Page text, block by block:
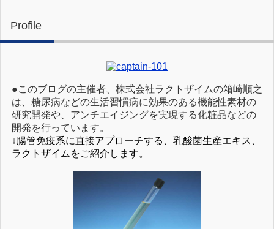
Profile
●このブログの主催者、株式会社ラクトザイムの箱崎順之
は、糖尿病などの生活習慣病に効果のある機能性素材の
研究開発や、アンチエイジングを実現する化粧品などの
開発を行っています。
↓腸管免疫系に直接アプローチする、乳酸菌生産エキス、
ラクトザイムをご紹介します。